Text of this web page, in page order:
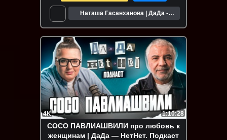
Наташа Гасанханова | ДаДа -
4K 1:10:28
CОСО ПАВЛИАШВИЛИ про любовь к
женщинам | ДаДа — НетНет. Подкаст